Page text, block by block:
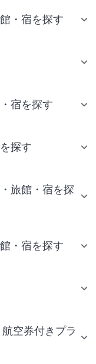
・宿を探す
宿を探す
探す
旅館・宿を探
・宿を探す
空券付きプラ